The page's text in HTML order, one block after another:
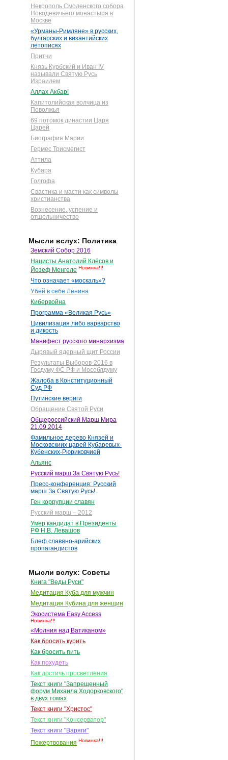
Некрополь Смоленского собора
Новодевичьего монастыря в
Москве
«Урманы-Римляне» в русских,
булгарских и византийских
летописях
Притчи
Князь Курбский и Иван IV
называли Святую Русь
Израилем
Аллах Акбар!
Капитолийская волчица из
Поволжья
69 потомок династии Царя
Царей
Биография Марии
Гермес Трисмегист
Аттила
Кубара
Голгофа
Свастика и масти как символы
христианства
Вознесение, успение и
отшельничество
Мысли вслух: Политика
Земский Собор 2016
Нацисты Анатолий Клёсов и
Йозеф Менгеле Новинка!!!
Что означает «москаль»?
Убей в себе Ленина
Кибервойна
Программа «Великая Русь»
Цивилизация либо варварство
и дикость
Манифест русского минархизма
Дырявый ядерный щит России
Результаты Выборов-2016 в
Госдуму ФС РФ и Мособлдуму
Жалоба в Конституционный
Суд РФ
Путинские вериги
Обращение Святой Руси
Общероссийский Марш Мира
21.09.2014
Фамильное дерево Князей и
Московскиих царей Кубаревых-
Кубенских-Рюриковчией
Альянс
Русский марш За Святую Русь!
Пресс-конференция: Русский
марш За Святую Русь!
Ген коррупции славян
Русский марш – 2012
Умер кандидат в Президенты
РФ Н.В. Левашов
Блеф славяно-арийских
пропагандистов
Мысли вслух: Советы
Книга "Веды Руси"
Медитация Куба для мужчин
Медитация Кубина для женщин
Экосистема Easy Access
Новинка!!!
«Молния над Ватиканом»
Как бросить курить
Как бросить пить
Как похудеть
Как достичь просветления
Текст книги "Запрещенный
форум Михаила Ходорковского"
в двух томах
Текст книги "Христос"
Текст книги "Консерватор"
Текст книги "Варяги"
Пожертвования Новинка!!!